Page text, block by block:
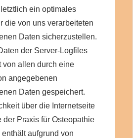
ein optimales
die von uns verarbeiteten
Daten sicherzustellen.
der Server-Logfiles
von allen durch eine
angegebenen
Daten gespeichert.
über die Internetseite
der Praxis für Osteopathie
aufgrund von